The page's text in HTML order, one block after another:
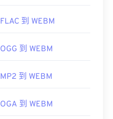
FLAC 到 WEBM
OGG 到 WEBM
MP2 到 WEBM
OGA 到 WEBM